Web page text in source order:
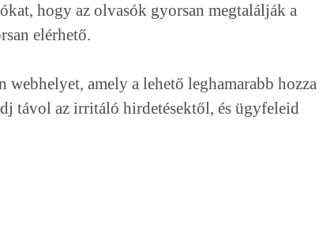
hogy az olvasók gyorsan megtalálják a
elérhető.
webhelyet, amely a lehető leghamarabb hozza
távol az irritáló hirdetésektől, és ügyfeleid